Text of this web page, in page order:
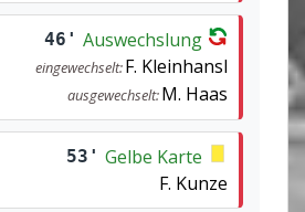
46' Auswechslung
eingewechselt:F. Kleinhansl
ausgewechselt:M. Haas
53' Gelbe Karte
F. Kunze